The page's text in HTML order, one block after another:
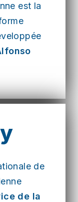
est la
de
de la